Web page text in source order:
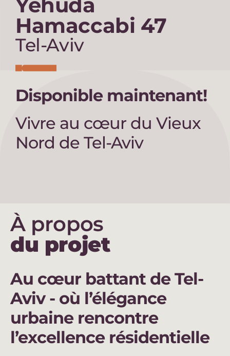
Hamaccabi 47
Tel-Aviv
Disponible maintenant!
Vivre au cœur du Vieux
Nord de Tel-Aviv
À propos
du projet
Au cœur battant de Tel-
Aviv - où l’élégance
urbaine rencontre
l’excellence résidentielle